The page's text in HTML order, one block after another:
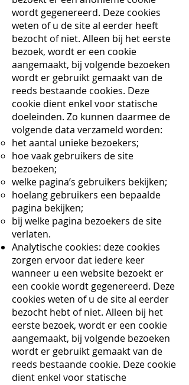
wordt gegenereerd. Deze cookies
weten of u de site al eerder heeft
bezocht of niet. Alleen bij het eerste
bezoek, wordt er een cookie
aangemaakt, bij volgende bezoeken
wordt er gebruikt gemaakt van de
reeds bestaande cookies. Deze
cookie dient enkel voor statische
doeleinden. Zo kunnen daarmee de
volgende data verzameld worden:
het aantal unieke bezoekers;
hoe vaak gebruikers de site
bezoeken;
welke pagina’s gebruikers bekijken;
hoelang gebruikers een bepaalde
pagina bekijken;
bij welke pagina bezoekers de site
verlaten.
Analytische cookies: deze cookies
zorgen ervoor dat iedere keer
wanneer u een website bezoekt er
een cookie wordt gegenereerd. Deze
cookies weten of u de site al eerder
bezocht hebt of niet. Alleen bij het
eerste bezoek, wordt er een cookie
aangemaakt, bij volgende bezoeken
wordt er gebruikt gemaakt van de
reeds bestaande cookie. Deze cookie
dient enkel voor statische